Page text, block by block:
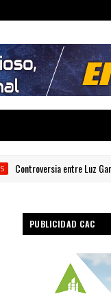
Controversia entre Luz García
PUBLICIDAD CAC